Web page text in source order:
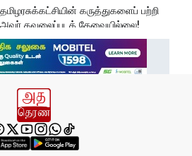
தமிழரசுக்கட்சியின் கருத்துகளைப் பற்றி
அவர் கவலைப்படத் தேவையில்லை!
இது அதனுடன் சம்பந்தப்பட்ட கேள்விதான்
பல மாணவர்களின் எதிர்காலம்
நாசமாகிறது!